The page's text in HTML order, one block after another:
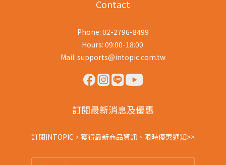
Contact
Phone: 02-2796-8499
Hours: 09:00-18:00
Mail: supports@intopic.com.tw
訂閱最新消息及優惠
訂閱INTOPIC，獲得最新商品資訊、限時優惠通知>>